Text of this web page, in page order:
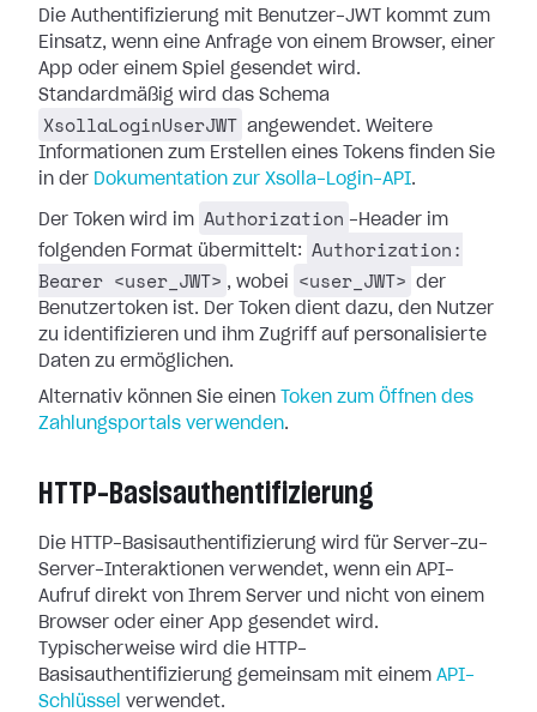
Die Authentifizierung mit Benutzer-JWT kommt zum
Einsatz, wenn eine Anfrage von einem Browser, einer
App oder einem Spiel gesendet wird.
Standardmäßig wird das Schema
XsollaLoginUserJWT angewendet. Weitere
Informationen zum Erstellen eines Tokens finden Sie
in der Dokumentation zur Xsolla-Login-API.
Der Token wird im Authorization -Header im
folgenden Format übermittelt:
Authorization:
Bearer <user_JWT> , wobei <user_JWT>
der
Benutzertoken ist. Der Token dient dazu, den Nutzer
zu identifizieren und ihm Zugriff auf personalisierte
Daten zu ermöglichen.
Alternativ können Sie einen
Token zum Öffnen des
Zahlungsportals verwenden.
HTTP-Basisauthentifizierung
Die HTTP-Basisauthentifizierung wird für Server-zu-
Server-Interaktionen verwendet, wenn ein API-
Aufruf direkt von Ihrem Server und nicht von einem
Browser oder einer App gesendet wird.
Typischerweise wird die HTTP-
Basisauthentifizierung gemeinsam mit einem API-
Schlüssel verwendet.